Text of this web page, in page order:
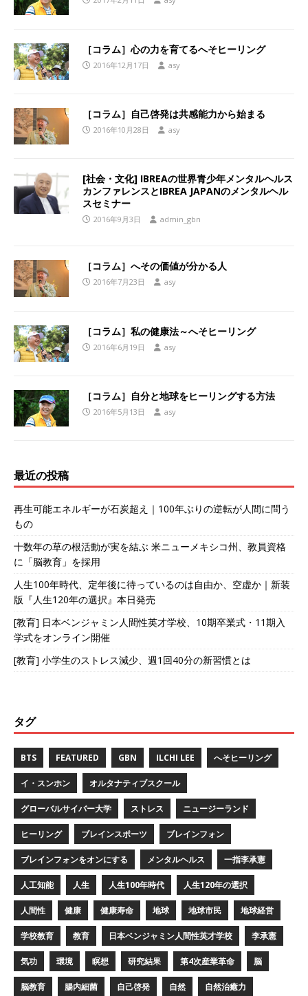
［コラム］心の力を育てるへそヒーリング
2016年12月17日 asy
［コラム］自己啓発は共感能力から始まる
2016年10月28日 asy
[社会・文化] IBREAの世界青少年メンタルヘルス
カンファレンスとIBREA JAPANのメンタルヘル
スセミナー
2016年9月3日 admin_gbn
［コラム］へその価値が分かる人
2016年7月23日 asy
［コラム］私の健康法～へそヒーリング
2016年6月19日 asy
［コラム］自分と地球をヒーリングする方法
2016年5月13日 asy
最近の投稿
再生可能エネルギーが石炭超え｜100年ぶりの逆転が人間に問う
もの
十数年の草の根活動が実を結ぶ 米ニューメキシコ州、教員資格
に「脳教育」を採用
人生100年時代、定年後に待っているのは自由か、空虚か｜新装
版『人生120年の選択』本日発売
[教育] 日本ベンジャミン人間性英才学校、10期卒業式・11期入
学式をオンライン開催
[教育] 小学生のストレス減少、週1回40分の新習慣とは
タグ
BTS FEATURED GBN ILCHI LEE へそヒーリング
イ・スンホン オルタナティブスクール
グローバルサイバー大学 ストレス ニュージーランド
ヒーリング ブレインスポーツ ブレインフォン
ブレインフォンをオンにする メンタルヘルス 一指李承憲
人工知能 人生 人生100年時代 人生120年の選択
人間性 健康 健康寿命 地球 地球市民 地球経営
学校教育 教育 日本ベンジャミン人間性英才学校 李承憲
気功 環境 瞑想 研究結果 第4次産業革命 脳
脳教育 腸内細菌 自己啓発 自然 自然治癒力